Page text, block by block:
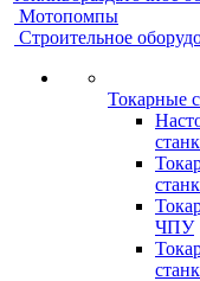
Мотопомпы
Строительное
Токарные
ЧПУ